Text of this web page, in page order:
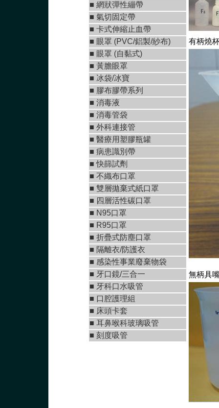
■ 網狀彈性繃帶
■ 氣切固定帶
■ 卡式伸縮止血帶
■ 眼罩 (PVC/鋁製/紗布)
■ 眼罩 (自黏式)
■ 黃膽眼罩
■ 冰袋/冰寶
■ 膠布膠帶系列
■ 消毒液
■ 消毒管袋
■ 外科連接管
■ 醫療用塑膠瓶罐
■ 病患識別帶
■ 快篩試劑
■ 不織布口罩
■ 雙層拋棄式紙口罩
■ 四層活性碳口罩
■ N95口罩
■ R95口罩
■ 折疊式防塵口罩
■ 隔離衣/防護衣
■ 感染性事業廢棄物袋
■ 牙口鏡/三合一
■ 牙科口水吸管
■ 口腔護理組
■ 床頭卡套
■ 耳鼻喉科玻璃吸管
■ 刻度吸管
有柄燒
無柄具